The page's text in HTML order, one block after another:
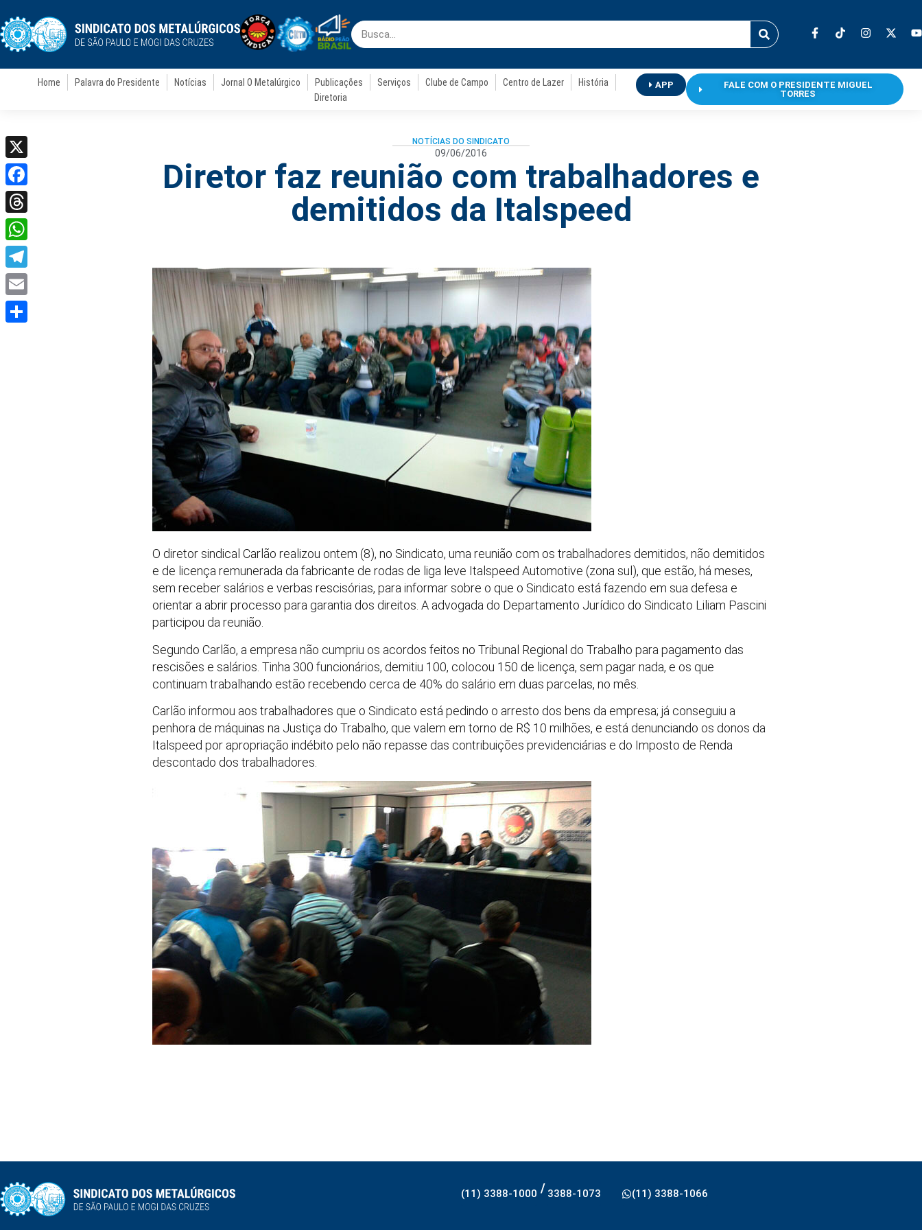
Home Palavra do Presidente Notícias Jornal O Metalúrgico Publicações Serviços Clube de Campo Centro de Lazer
História
Diretoria
APP
FALE COM O PRESIDENTE MIGUEL
TORRES
NOTÍCIAS DO SINDICATO
09/06/2016
Diretor faz reunião com trabalhadores e
demitidos da Italspeed
O diretor sindical Carlão realizou ontem (8), no Sindicato, uma reunião com os trabalhadores demitidos, não demitidos
e de licença remunerada da fabricante de rodas de liga leve Italspeed Automotive (zona sul), que estão, há meses,
sem receber salários e verbas rescisórias, para informar sobre o que o Sindicato está fazendo em sua defesa e
orientar a abrir processo para garantia dos direitos. A advogada do Departamento Jurídico do Sindicato Liliam Pascini
participou da reunião.
Segundo Carlão, a empresa não cumpriu os acordos feitos no Tribunal Regional do Trabalho para pagamento das
rescisões e salários. Tinha 300 funcionários, demitiu 100, colocou 150 de licença, sem pagar nada, e os que
continuam trabalhando estão recebendo cerca de 40% do salário em duas parcelas, no mês.
Carlão informou aos trabalhadores que o Sindicato está pedindo o arresto dos bens da empresa; já conseguiu a
penhora de máquinas na Justiça do Trabalho, que valem em torno de R$ 10 milhões, e está denunciando os donos da
Italspeed por apropriação indébito pelo não repasse das contribuições previdenciárias e do Imposto de Renda
descontado dos trabalhadores.
(11) 3388-1000 / 3388-1073 (11) 3388-1066
X
Facebook
Threads
WhatsApp
Telegram
Email